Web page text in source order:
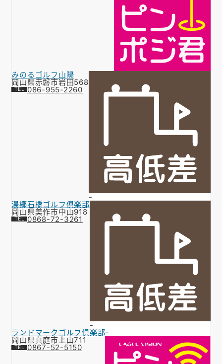
みのるゴルフ山陽
岡山県赤磐市岩田568
086-955-2260
-
湯郷石橋ゴルフ倶楽部
岡山県美作市中山918
0868-72-3261
-
ランドマークゴルフ倶楽部
岡山県真庭市上山711
0867-52-5150
-